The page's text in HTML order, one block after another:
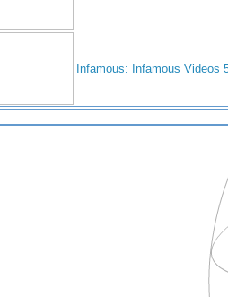
Infamous: Infamous Videos